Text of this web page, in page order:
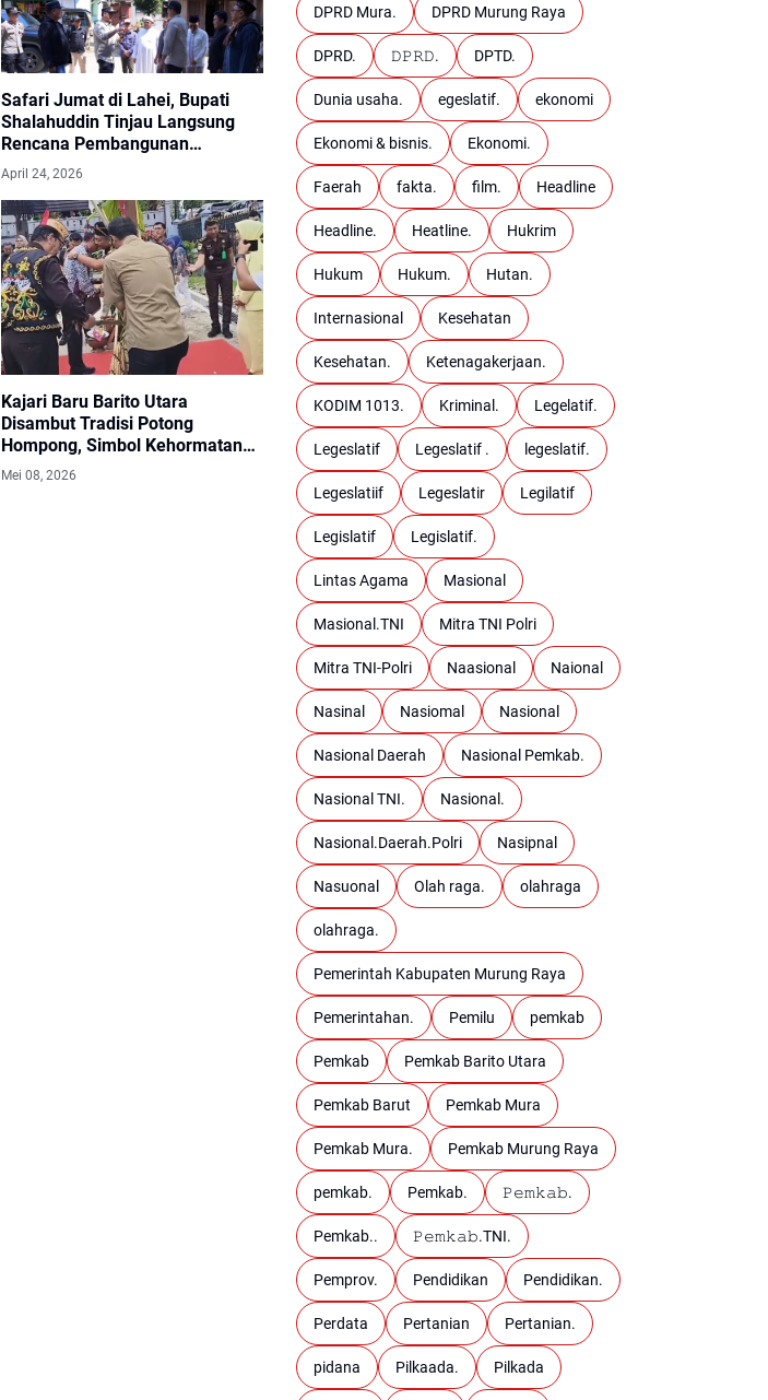
Safari Jumat di Lahei, Bupati
Shalahuddin Tinjau Langsung
Rencana Pembangunan
Infrastruktur.
April 24, 2026
Kajari Baru Barito Utara
Disambut Tradisi Potong
Hompong, Simbol Kehormatan
dan Harapan Baru.
Mei 08, 2026
DPRD Mura. DPRD Murung Raya
DPRD. 𝙳𝙿𝚁𝙳. DPTD.
Dunia usaha. egeslatif. ekonomi
Ekonomi & bisnis. Ekonomi.
Faerah fakta. film. Headline
Headline. Heatline. Hukrim
Hukum Hukum. Hutan.
Internasional Kesehatan
Kesehatan. Ketenagakerjaan.
KODIM 1013. Kriminal. Legelatif.
Legeslatif Legeslatif . legeslatif.
Legeslatiif Legeslatir Legilatif
Legislatif Legislatif.
Lintas Agama Masional
Masional.TNI Mitra TNI Polri
Mitra TNI-Polri Naasional Naional
Nasinal Nasiomal Nasional
Nasional Daerah Nasional Pemkab.
Nasional TNI. Nasional.
Nasional.Daerah.Polri Nasipnal
Nasuonal Olah raga. olahraga
olahraga.
Pemerintah Kabupaten Murung Raya
Pemerintahan. Pemilu pemkab
Pemkab Pemkab Barito Utara
Pemkab Barut Pemkab Mura
Pemkab Mura. Pemkab Murung Raya
pemkab. Pemkab. 𝙿𝚎𝚖𝚔𝚊𝚋.
Pemkab.. 𝙿𝚎𝚖𝚔𝚊𝚋.TNI.
Pemprov. Pendidikan Pendidikan.
Perdata Pertanian Pertanian.
pidana Pilkaada. Pilkada